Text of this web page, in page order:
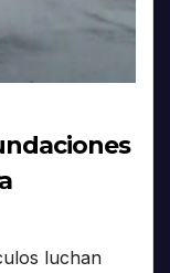
luchan